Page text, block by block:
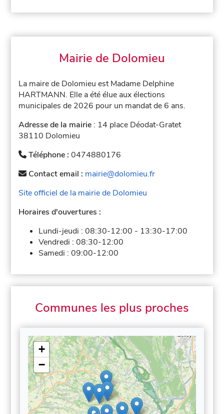
Mairie de Dolomieu
La maire de Dolomieu est Madame Delphine
HARTMANN. Elle a été élue aux élections
municipales de 2026 pour un mandat de 6 ans.
Adresse de la mairie : 14 place Déodat-Gratet
38110 Dolomieu
Téléphone :0474880176
Contact email : mairie@dolomieu.fr
Site officiel de la mairie de Dolomieu
Horaires d'ouvertures :
Lundi-jeudi :08:30-12:00 - 13:30-17:00
Vendredi :08:30-12:00
Samedi :09:00-12:00
Communes les plus proches
+
−